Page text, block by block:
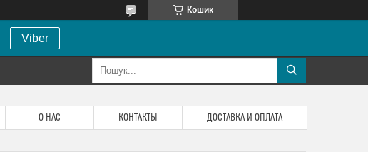
Кошик
Viber
О НАС КОНТАКТЫ ДОСТАВКА И ОПЛАТА